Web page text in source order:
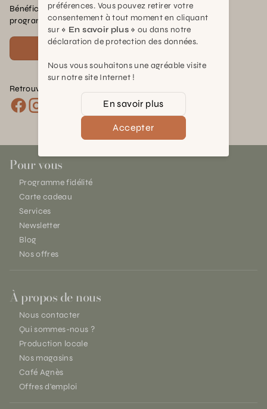
Bénéficiez de nombreux avantages en rejoignant notre
programme de fidélité.
Voir plus
Retrouvez nous sur les réseaux :
Pour vous
Programme fidélité
Carte cadeau
Services
Newsletter
Blog
Nos offres
À propos de nous
Nous contacter
Qui sommes-nous ?
Production locale
Nos magasins
Café Agnès
Offres d'emploi
préférences. Vous pouvez retirer votre
consentement à tout moment en cliquant
sur « En savoir plus » ou dans notre
déclaration de protection des données.
Nous vous souhaitons une agréable visite
sur notre site Internet !
En savoir plus
Accepter